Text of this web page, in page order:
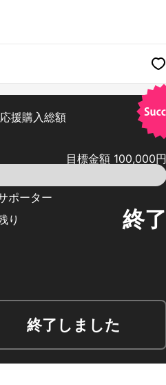
応援購入総額
目標金額 100,000円
ポーター
り
終了
終了しました